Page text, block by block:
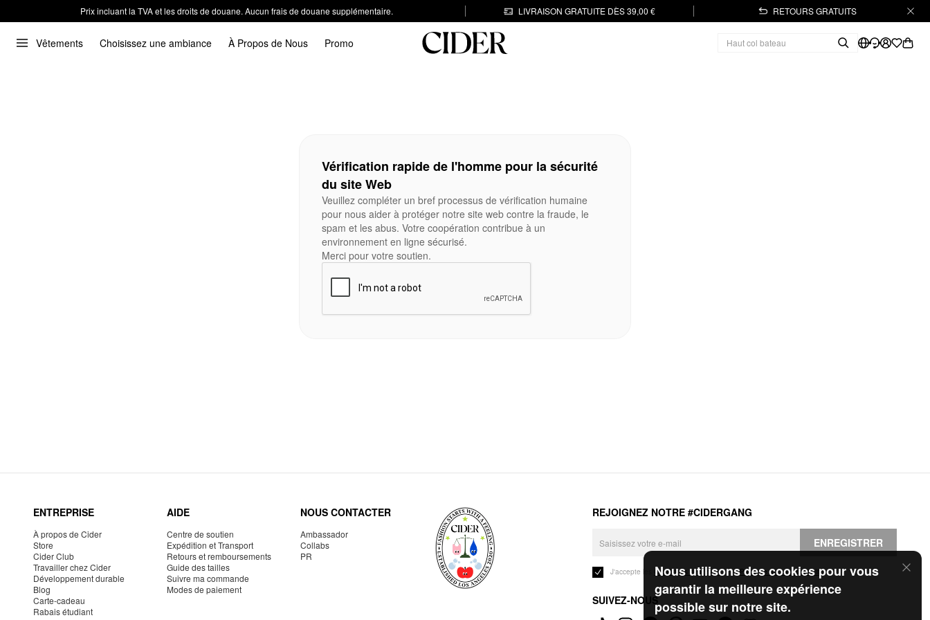
Prix incluant la TVA et les droits de douane. Aucun frais de douane supplémentaire. LIVRAISON GRATUITE DÈS 39,00 € RETOURS GRATUITS
Vêtements Choisissez une ambiance À Propos de Nous Promo
Nous utilisons des cookies pour vous
garantir la meilleure expérience
possible sur notre site.
Vérification rapide de l'homme pour la sécurité
du site Web
Veuillez compléter un bref processus de vérification humaine
pour nous aider à protéger notre site web contre la fraude, le
spam et les abus. Votre coopération contribue à un
environnement en ligne sécurisé.
Merci pour votre soutien.
ENTREPRISE
À propos de Cider
Store
Cider Club
Travailler chez Cider
Développement durable
Blog
Carte-cadeau
Rabais étudiant
AIDE
Centre de soutien
Expédition et Transport
Retours et remboursements
Guide des tailles
Suivre ma commande
Modes de paiement
NOUS CONTACTER
Ambassador
Collabs
PR
REJOIGNEZ NOTRE #CIDERGANG
ENREGISTRER
J'accepte les Conditions généraleset laPolitique de confidentialité.
SUIVEZ-NOUS